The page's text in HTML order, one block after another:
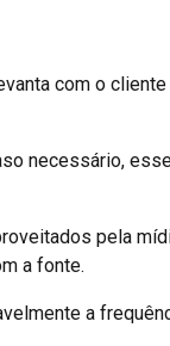
com o
necessário,
pela
a fonte.
a